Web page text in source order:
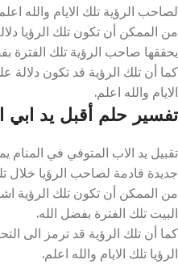
لصاحب الرؤية تلك الايام والله
من الممكن أن تكون تلك الرؤيا
يحققها صاحب الرؤية تلك الفترة
كما أن تلك الرؤية قد تكون
الايام والله اعلم.
تفسير حلم أقبل يد ابي
تقبيل يد الاب المتوفي في
جديدة قادمة لصاحب الرؤيا خلال
من الممكن أن تكون تلك الرؤية
البيت تلك الفترة بفضل الله.
كما أن تلك الرؤية قد ترمز الى
الرؤيا تلك الايام والله اعلم.